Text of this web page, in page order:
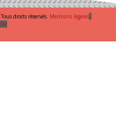
droits réservés. Mentions légales–